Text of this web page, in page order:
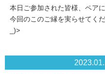
本日ご参加された皆様、ペア
今回のこのご縁を実らせてく
_)>